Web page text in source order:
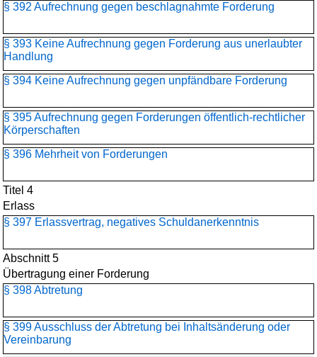
§ 392 Aufrechnung gegen beschlagnahmte Forderung
§ 393 Keine Aufrechnung gegen Forderung aus unerlaubter
Handlung
§ 394 Keine Aufrechnung gegen unpfändbare Forderung
§ 395 Aufrechnung gegen Forderungen öffentlich-rechtlicher
Körperschaften
§ 396 Mehrheit von Forderungen
Titel 4
Erlass
§ 397 Erlassvertrag, negatives Schuldanerkenntnis
Abschnitt 5
Übertragung einer Forderung
§ 398 Abtretung
§ 399 Ausschluss der Abtretung bei Inhaltsänderung oder
Vereinbarung